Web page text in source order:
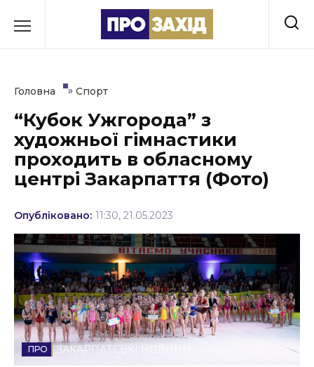
до
Культура
Освіта
Політика
Соціум
Спорт
Стиль життя
Втрачений Ужгород
Головна » Спорт
“Кубок Ужгорода” з
художньої гімнастики
проходить в обласному
центрі Закарпаття (Фото)
Опубліковано: 11:30, 21.05.2023
ЗАКАРПАТСЬКІ НОВИНИ